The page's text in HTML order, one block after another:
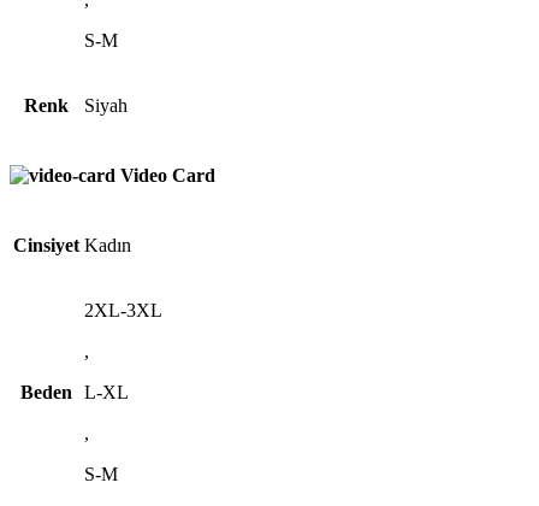
S-M
Renk Siyah
Video Card
Cinsiyet Kadın
Beden
2XL-3XL
,
L-XL
,
S-M